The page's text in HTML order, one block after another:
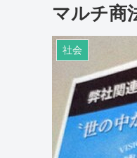
マルチ商
社会